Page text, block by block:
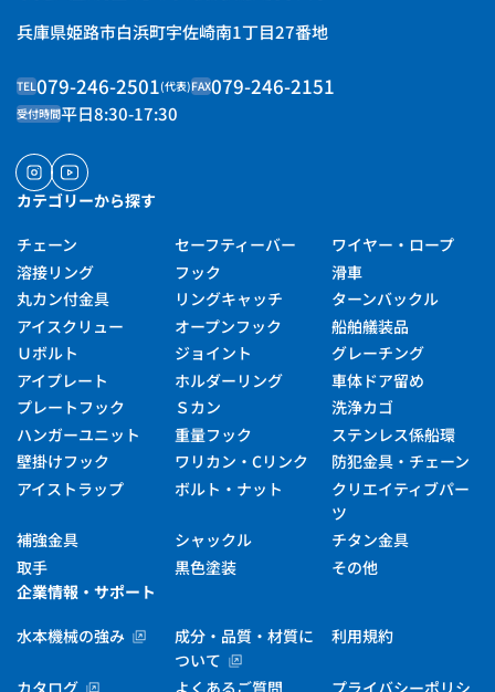
兵庫県姫路市白浜町宇佐崎南1丁目27番地
TEL079-246-2501(代表)FAX079-246-2151
受付時間平日8:30-17:30
インスタグラム ユーチューブ
カテゴリーから探す
チェーン
溶接リング
丸カン付金具
アイスクリュー
Ｕボルト
アイプレート
プレートフック
ハンガーユニット
壁掛けフック
アイストラップ
補強金具
取手
セーフティーバー
フック
リングキャッチ
オープンフック
ジョイント
ホルダーリング
Ｓカン
重量フック
ワリカン・Cリンク
ボルト・ナット
シャックル
黒色塗装
ワイヤー・ロープ
滑車
ターンバックル
船舶艤装品
グレーチング
車体ドア留め
洗浄カゴ
ステンレス係船環
防犯金具・チェーン
クリエイティブパー
ツ
チタン金具
その他
企業情報・サポート
水本機械の強み
カタログ
成分・品質・材質に
ついて
よくあるご質問
利用規約
プライバシーポリシ